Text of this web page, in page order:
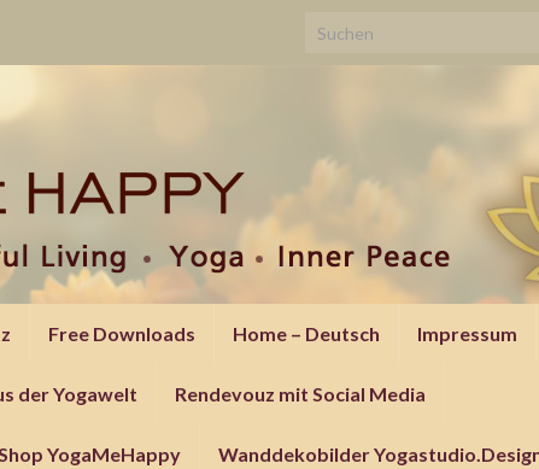
Search for:
Free Downloads Home – Deutsch Impressum
der Yogawelt Rendevouz mit Social Media
YogaMeHappy Wanddekobilder